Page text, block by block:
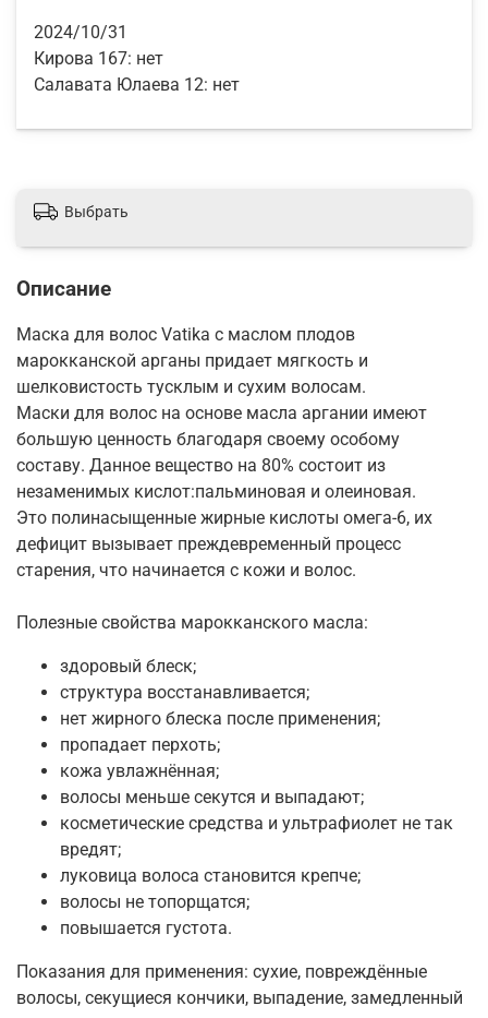
2024/10/31
Кирова 167: нет
Салавата Юлаева 12: нет
Выбрать
Описание
Маска для волос Vatika с маслом плодов
марокканской арганы придает мягкость и
шелковистость тусклым и сухим волосам.
Маски для волос на основе масла аргании имеют
большую ценность благодаря своему особому
составу. Данное вещество на 80% состоит из
незаменимых кислот:пальминовая и олеиновая.
Это полинасыщенные жирные кислоты омега-6, их
дефицит вызывает преждевременный процесс
старения, что начинается с кожи и волос.
Полезные свойства марокканского масла:
здоровый блеск;
структура восстанавливается;
нет жирного блеска после применения;
пропадает перхоть;
кожа увлажнённая;
волосы меньше секутся и выпадают;
косметические средства и ультрафиолет не так
вредят;
луковица волоса становится крепче;
волосы не топорщатся;
повышается густота.
Показания для применения: сухие, повреждённые
волосы, секущиеся кончики, выпадение, замедленный